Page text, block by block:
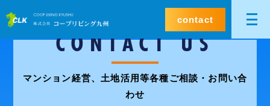
contact
CONTACT US
マンション経営、土地活用等各種ご相談・お問い合
わせ